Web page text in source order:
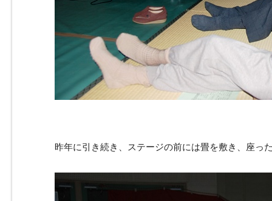
昨年に引き続き、ステージの前には畳を敷き、座っ